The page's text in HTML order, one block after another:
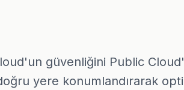
güvenliğini Public
yere konumlandırarak